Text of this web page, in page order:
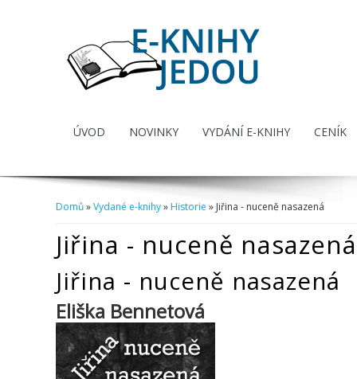
ÚVOD NOVINKY VYDÁNÍ E-KNIHY CENÍK
Domů»Vydané e-knihy»Historie » Jiřina - nuceně nasazená
Jiřina - nuceně nasazená
Jiřina - nuceně nasazená
Eliška Bennetová